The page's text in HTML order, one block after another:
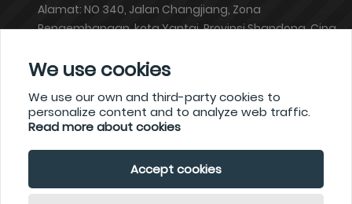
Alamat: NO 340, Jalan Changjiang, Zona
Pengembangan, kota Yantai, Provinsi Shandong, Cina
atsales@atinstruments.com
TELEPON
+86-6778766
Hak Cipta Oleh © YANTAI AUTO INSTRUMENT MAKING CO.,LTD.
We use cookies
We use our own and third-party cookies to
personalize content and to analyze web traffic.
Read more about cookies
Accept cookies